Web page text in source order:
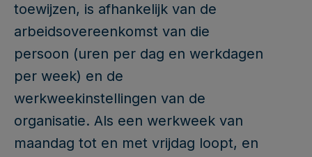
toewijzen, is afhankelijk van de
arbeidsovereenkomst van die
persoon (uren per dag en werkdagen
per week) en de
werkweekinstellingen van de
organisatie. Als een werkweek van
maandag tot en met vrijdag loopt, en